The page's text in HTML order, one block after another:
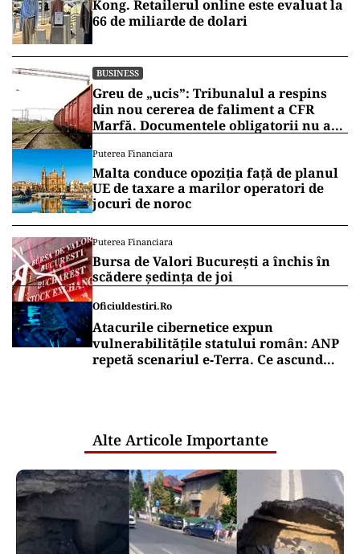
Kong. Retailerul online este evaluat la
66 de miliarde de dolari
BUSINESS
Greu de „ucis”: Tribunalul a respins
din nou cererea de faliment a CFR
Marfă. Documentele obligatorii nu au
Puterea Financiara
Malta conduce opoziția față de planul
UE de taxare a marilor operatori de
jocuri de noroc
Puterea Financiara
Bursa de Valori București a închis în
scădere ședința de joi
Oficiuldestiri.ro
Atacurile cibernetice expun
vulnerabilitățile statului român: ANP
repetă scenariul e‑Terra. Ce ascund
Alte Articole Importante